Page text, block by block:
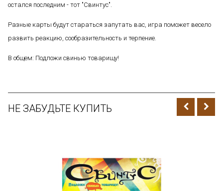
остался последним - тот "Свинтус".
Разные карты будут стараться запутать вас, игра поможет весело
развить реакцию, сообразительность и терпение.
В общем: Подложи свинью товарищу!
НЕ ЗАБУДЬТЕ КУПИТЬ